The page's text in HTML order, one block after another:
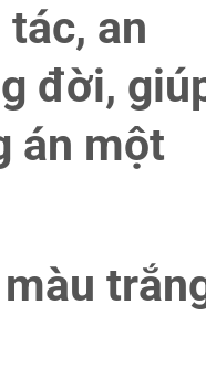
an
đời,
án một